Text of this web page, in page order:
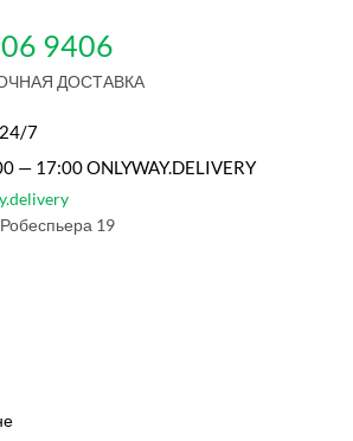
9406
ДОСТАВКА
7
— 17:00 ONLYWAY.DELIVERY
19